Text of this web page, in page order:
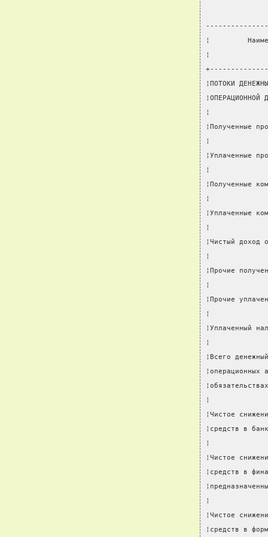
¦
¦
¦ПОТОКИ
¦
¦
¦
¦
¦
¦Чистый
¦
¦Прочие
¦
¦Прочие
¦
¦
¦Всего
¦
¦Чистое
¦средств
¦
¦Чистое
¦средств в
¦
¦Чистое
¦средств в